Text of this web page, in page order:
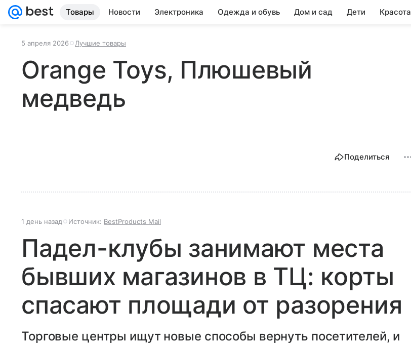
Товары Новости Электроника Одежда и обувь Дом и сад Дети Красота
5 апреля 2026 Лучшие товары
Orange Toys, Плюшевый
медведь
Поделиться
1 день назад Источник: BestProducts Mail
Падел-клубы занимают места
бывших магазинов в ТЦ: корты
спасают площади от разорения
Торговые центры ищут новые способы вернуть посетителей, и